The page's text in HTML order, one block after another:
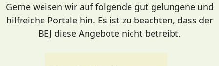
Gerne weisen wir auf folgende gut gelungene und
hilfreiche Portale hin. Es ist zu beachten, dass der
BEJ diese Angebote nicht betreibt.